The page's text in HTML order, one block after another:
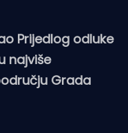
Prijedlog odluke
najviše
Grada